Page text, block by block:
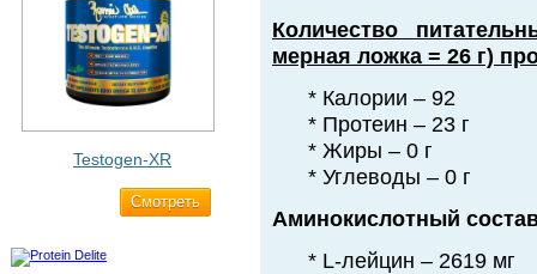
Testogen-XR
Cмотреть
Количество
мерная ложка = 26 г)
* Калории – 92
* Протеин – 23 г
* Жиры – 0 г
* Углеводы – 0 г
Аминокислотный
* L-лейцин – 2619 мг